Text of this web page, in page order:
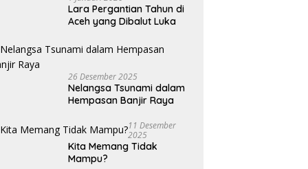
Lara Pergantian Tahun di
Aceh yang Dibalut Luka
26 Desember 2025
Nelangsa Tsunami dalam
Hempasan Banjir Raya
11 Desember
2025
Kita Memang Tidak
Mampu?